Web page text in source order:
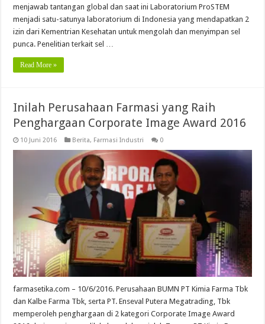
menjawab tantangan global dan saat ini Laboratorium ProSTEM
menjadi satu-satunya laboratorium di Indonesia yang mendapatkan 2
izin dari Kementrian Kesehatan untuk mengolah dan menyimpan sel
punca. Penelitian terkait sel …
Read More »
Inilah Perusahaan Farmasi yang Raih
Penghargaan Corporate Image Award 2016
10 Juni 2016 Berita, Farmasi Industri 0
farmasetika.com – 10/6/2016. Perusahaan BUMN PT Kimia Farma Tbk
dan Kalbe Farma Tbk, serta PT. Enseval Putera Megatrading, Tbk
memperoleh penghargaan di 2 kategori Corporate Image Award